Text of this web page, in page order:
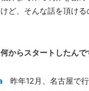
ど、そんな話を頂け
からスタートしたんで
昨年12月、名古屋で行